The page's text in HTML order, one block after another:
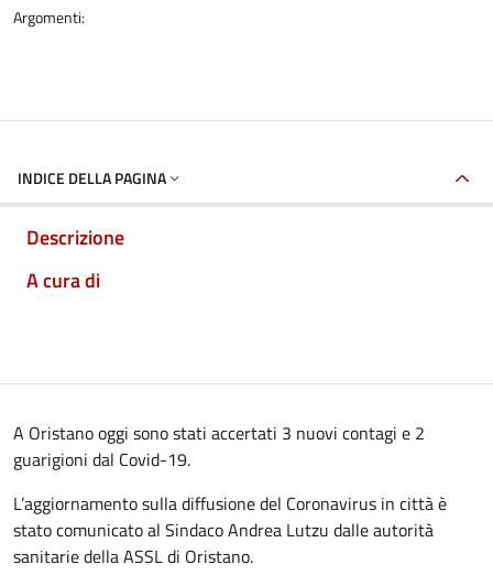
Argomenti:
INDICE DELLA PAGINA
Descrizione
A cura di
A Oristano oggi sono stati accertati 3 nuovi contagi e 2
guarigioni dal Covid-19.
L’aggiornamento sulla diffusione del Coronavirus in città è
stato comunicato al Sindaco Andrea Lutzu dalle autorità
sanitarie della ASSL di Oristano.